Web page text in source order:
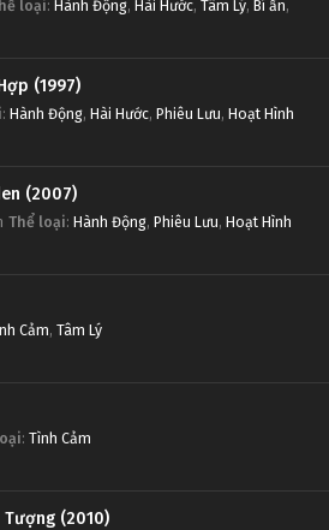
loại: Hành Động, Hài Hước, Tâm Lý, Bí ẩn,
(1997)
: Hành Động, Hài Hước, Phiêu Lưu, Hoạt Hình
(2007)
Thể loại: Hành Động, Phiêu Lưu, Hoạt Hình
Cảm, Tâm Lý
: Tình Cảm
Tượng (2010)